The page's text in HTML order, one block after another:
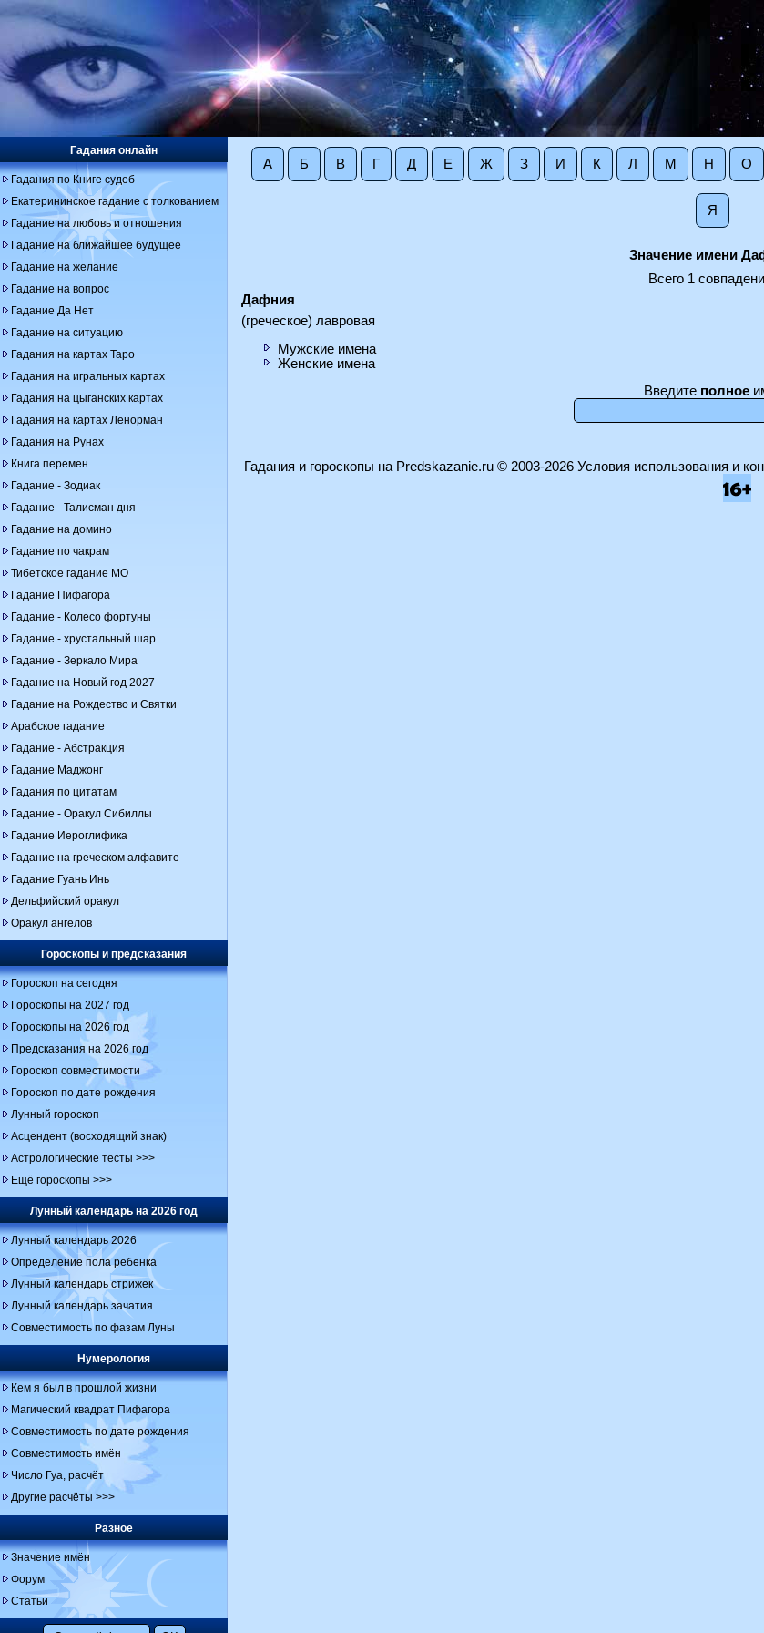
А Б В Г Д Е Ж З И К Л М Н О
Я
Значение имени
Всего 1
Дафния
(греческое) лавровая
Мужские имена
Женские имена
Введите полное
Гадания онлайн
Гадания по Книге судеб
Екатерининское гадание с толкованием
Гадание на любовь и отношения
Гадание на ближайшее будущее
Гадание на желание
Гадание на вопрос
Гадание Да Нет
Гадание на ситуацию
Гадания на картах Таро
Гадания на игральных картах
Гадания на цыганских картах
Гадания на картах Ленорман
Гадания на Рунах
Книга перемен
Гадание - Зодиак
Гадание - Талисман дня
Гадание на домино
Гадание по чакрам
Тибетское гадание МО
Гадание Пифагора
Гадание - Колесо фортуны
Гадание - хрустальный шар
Гадание - Зеркало Мира
Гадание на Новый год 2027
Гадание на Рождество и Святки
Арабское гадание
Гадание - Абстракция
Гадание Маджонг
Гадания по цитатам
Гадание - Оракул Сибиллы
Гадание Иероглифика
Гадание на греческом алфавите
Гадание Гуань Инь
Дельфийский оракул
Оракул ангелов
Гороскопы и предсказания
Гороскоп на сегодня
Гороскопы на 2027 год
Гороскопы на 2026 год
Предсказания на 2026 год
Гороскоп совместимости
Гороскоп по дате рождения
Лунный гороскоп
Асцендент (восходящий знак)
Астрологические тесты >>>
Ещё гороскопы >>>
Лунный календарь на 2026 год
Лунный календарь 2026
Определение пола ребенка
Лунный календарь стрижек
Лунный календарь зачатия
Совместимость по фазам Луны
Нумерология
Кем я был в прошлой жизни
Магический квадрат Пифагора
Совместимость по дате рождения
Совместимость имён
Число Гуа, расчёт
Другие расчёты >>>
Разное
Значение имён
Форум
Статьи
Гадания и гороскопы на Predskazanie.ru© 2003-2026 Условия использования и